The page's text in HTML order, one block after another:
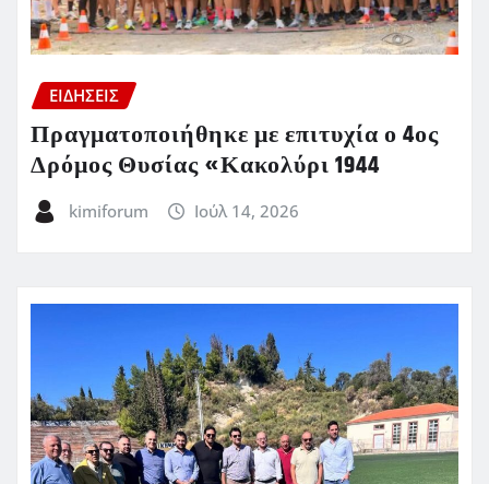
ΕΙΔΗΣΕΙΣ
Πραγματοποιήθηκε με επιτυχία ο 4ος
Δρόμος Θυσίας «Κακολύρι 1944
kimiforum Ιούλ 14, 2026